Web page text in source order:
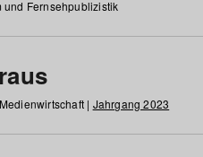
und Fernsehpublizistik
| Jahrgang 2023